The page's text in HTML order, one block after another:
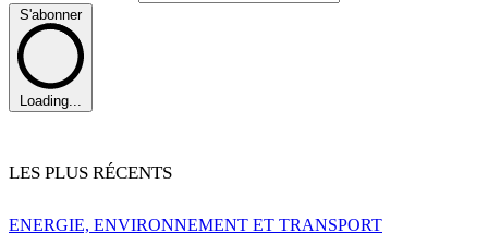
S'abonner
Loading...
LES PLUS RÉCENTS
ENERGIE, ENVIRONNEMENT ET TRANSPORT